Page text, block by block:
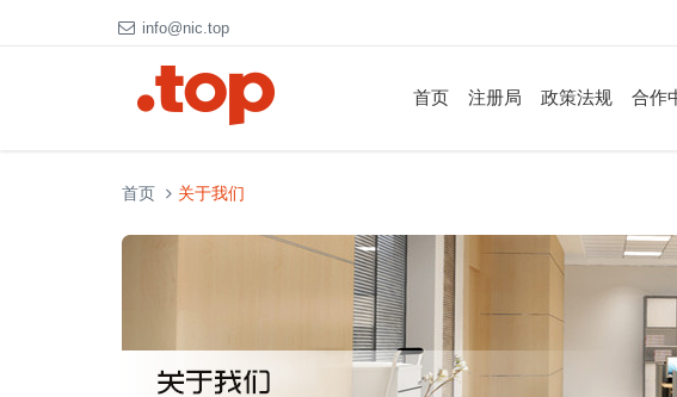
info@nic.top
首页 注册局 政策法规 合作
首页 关于我们